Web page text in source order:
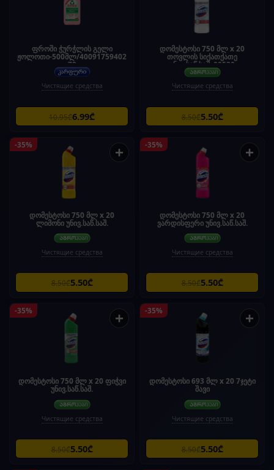
ფროში ჭურჭლის გელი
ჟოლოთი-500მლ/40091759402
78
Чистящие средства
10.95₾6.99₾
დომესტოსი 750 მლ x 20
თოვლის სიქათქათე
უნივ.საწ.საშ.,00530
Чистящие средства
8.50₾5.50₾
-35% +
დომესტოსი 750 მლ x 20
ლიმონი უნივ.საწ.საშ.
Чистящие средства
8.50₾5.50₾
-35% +
დომესტოსი 750 მლ x 20
ვარდისფერი უნივ.საწ.საშ.
Чистящие средства
8.50₾5.50₾
-35% +
დომესტოსი 750 მლ x 20 ფიჭვი
უნივ.საწ.საშ.
Чистящие средства
8.50₾5.50₾
-35% +
დომესტოსი 693 მლ x 20 7ჯეტი
შავი
Чистящие средства
8.50₾5.50₾